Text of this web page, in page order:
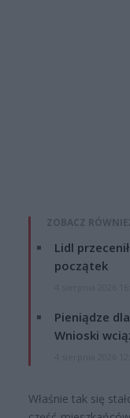
ZOBACZ
Lidl
początek
Pieniądze
Wnioski
Właśnie tak się